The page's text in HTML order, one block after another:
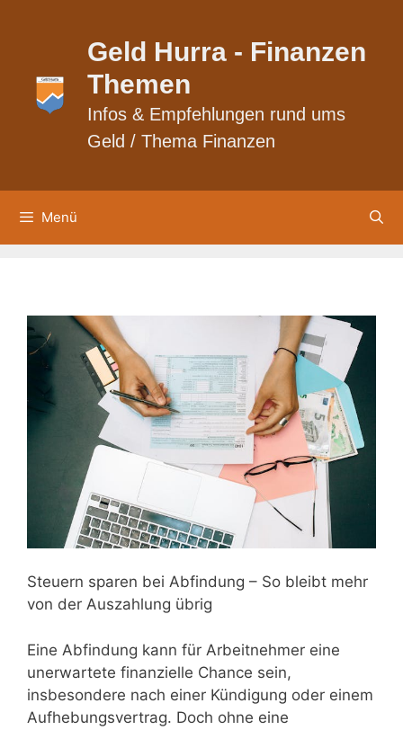
Geld Hurra - Finanzen
Themen
Infos & Empfehlungen rund ums
Geld / Thema Finanzen
Menü
Steuern sparen bei Abfindung – So bleibt mehr
von der Auszahlung übrig
Eine Abfindung kann für Arbeitnehmer eine
unerwartete finanzielle Chance sein,
insbesondere nach einer Kündigung oder einem
Aufhebungsvertrag. Doch ohne eine